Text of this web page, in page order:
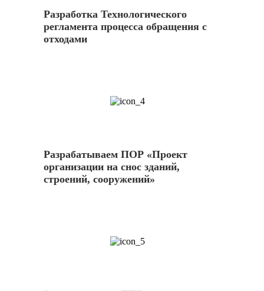
Разработка Технологического
регламента процесса обращения с
отходами
Разрабатываем ПОР «Проект
организации на снос зданий,
строений, сооружений»